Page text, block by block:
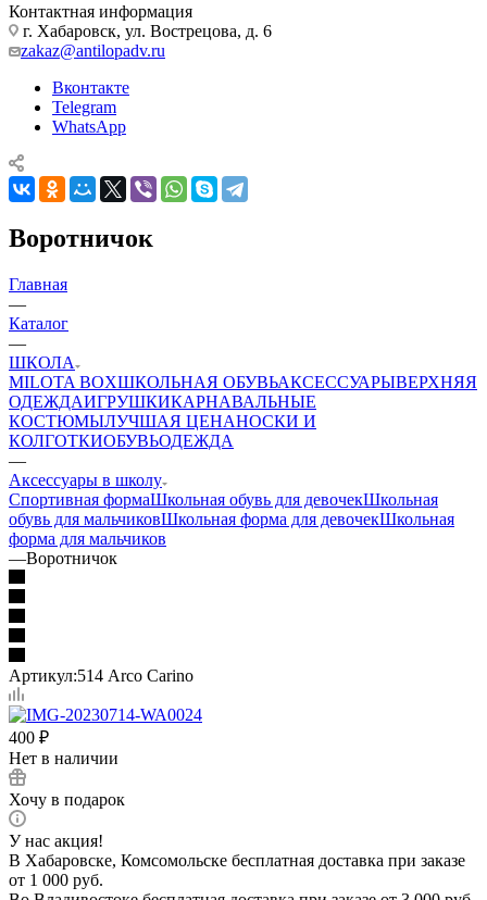
Контактная информация
г. Хабаровск, ул. Вострецова, д. 6
zakaz@antilopadv.ru
Вконтакте
Telegram
WhatsApp
Воротничок
Главная
—
Каталог
—
ШКОЛА
MILOTA BOXШКОЛЬНАЯ ОБУВЬАКСЕССУАРЫВЕРХНЯЯ
ОДЕЖДАИГРУШКИКАРНАВАЛЬНЫЕ
КОСТЮМЫЛУЧШАЯ ЦЕНАНОСКИ И
КОЛГОТКИОБУВЬОДЕЖДА
—
Аксессуары в школу
Спортивная формаШкольная обувь для девочекШкольная
обувь для мальчиковШкольная форма для девочекШкольная
форма для мальчиков
—Воротничок
Артикул:514 Arco Carino
400 ₽
Нет в наличии
Хочу в подарок
У нас акция!
В Хабаровске, Комсомольске бесплатная доставка при заказе
от 1 000 руб.